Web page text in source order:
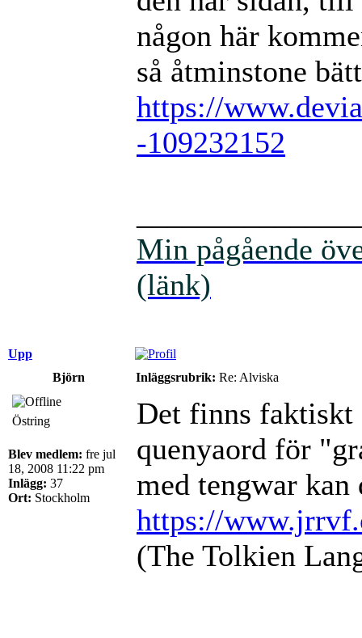
någon här
så åtminstone
https://
-109232152
Min pågående
(länk)
Upp
Björn
Inläggsrubrik: Re: Alviska
Östring
Blev medlem: fre jul
18, 2008 11:22 pm
Inlägg: 37
Ort: Stockholm
Det finns faktiskt
quenyaord för
med tengwar kan
https://
(The Tolkien